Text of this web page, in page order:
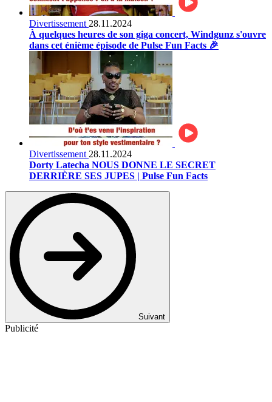
Divertissement 28.11.2024
À quelques heures de son giga concert, Windgunz s'ouvre
dans cet énième épisode de Pulse Fun Facts 🎉
Divertissement 28.11.2024
Dorty Latecha NOUS DONNE LE SECRET
DERRIÈRE SES JUPES | Pulse Fun Facts
Suivant
Publicité